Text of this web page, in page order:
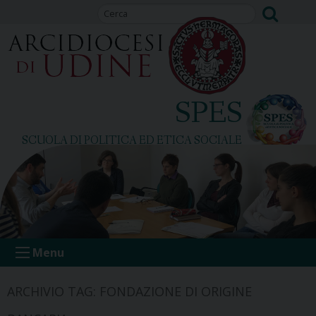
content
SPES
SCUOLA DI POLITICA ED ETICA SOCIALE
Menu